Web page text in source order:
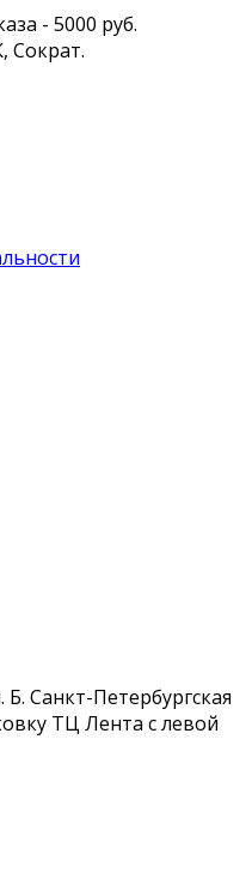
- 5000 руб.
Сократ.
Санкт-Петербургская
ТЦ Лента с левой